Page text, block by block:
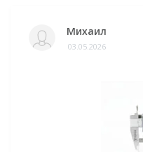
Михаил
03.05.2026